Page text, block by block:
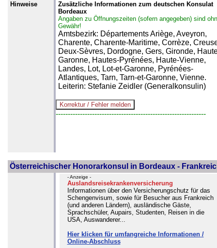
Hinweise
Zusätzliche Informationen zum deutschen Konsulat
Bordeaux
Angaben zu Öffnungszeiten (sofern angegeben) sind
Gewähr!
Amtsbezirk: Départements Ariège, Aveyron,
Charente, Charente-Maritime, Corrèze,
Deux-Sèvres, Dordogne, Gers, Gironde,
Garonne, Hautes-Pyrénées, Haute-Vienne,
Landes, Lot, Lot-et-Garonne, Pyrénées-
Atlantiques, Tarn, Tarn-et-Garonne, Vienne.
Leiterin: Stefanie Zeidler (Generalkonsulin)
--------------------------------------------------------------
Österreichischer Honorarkonsul in Bordeaux -
- Anzeige -
Auslandsreisekrankenversicherung
Informationen über den Versicherungschutz für das
Schengenvisum, sowie für Besucher aus Frankreich
(und anderen Ländern), ausländische Gäste,
Sprachschüler, Aupairs, Studenten, Reisen in die
USA, Auswanderer...
Hier klicken für umfangreiche Informationen /
Online-Abschluss